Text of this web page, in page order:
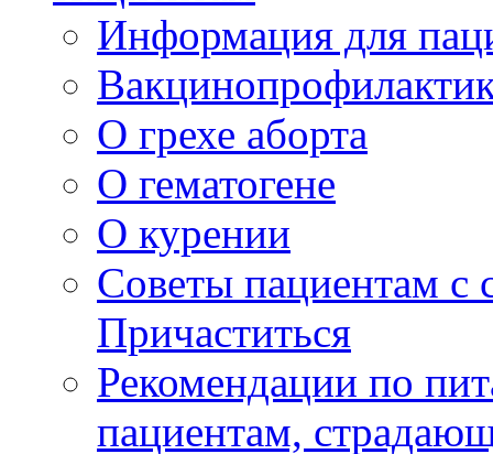
Информация для
О грехе аборта
О гематогене
О курении
Советы пациентам
Причаститься
Рекомендации по
пациентам,